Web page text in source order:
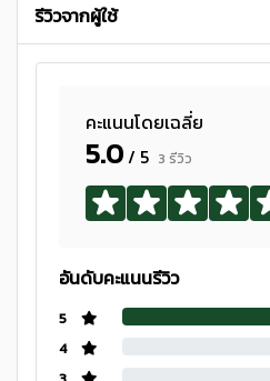
รีวิวจากผู้ใช้
คะแนนโดยเฉลี่ย
5.0/ 5 3 รีวิว
อันดับคะแนนรีวิว
5
4